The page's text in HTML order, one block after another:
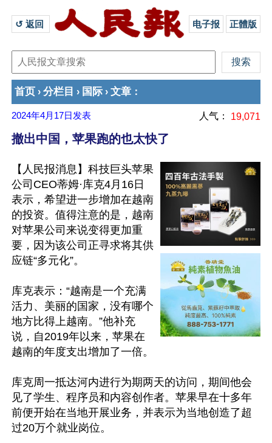
↺ 返回 电子报 正體版
首页 › 分栏目 › 国际 › 文章 ：
2024年4月17日 发表 人气： 19,071
撤出中国，苹果跑的也太快了
【人民报消息】科技巨头苹果
公司CEO蒂姆·库克4月16日
表示，希望进一步增加在越南
的投资。值得注意的是，越南
对苹果公司来说变得更加重
要，因为该公司正寻求将其供
应链“多元化”。
库克表示：“越南是一个充满
活力、美丽的国家，没有哪个
地方比得上越南。”他补充
说，自2019年以来，苹果在
越南的年度支出增加了一倍。
库克周一抵达河内进行为期两天的访问，期间他会
见了学生、程序员和内容创作者。苹果早在十多年
前便开始在当地开展业务，并表示为当地创造了超
过20万个就业岗位。